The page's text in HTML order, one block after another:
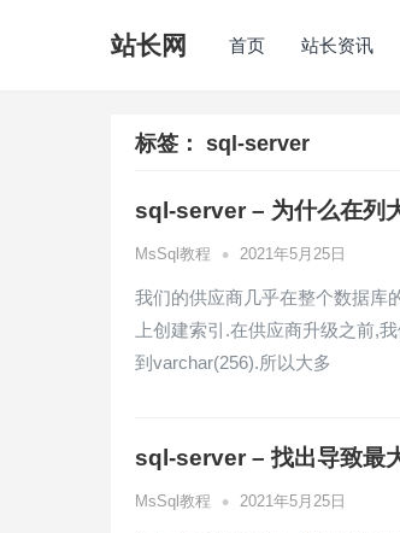
站长网 首页 站长资讯
标签： sql-server
sql-server – 为什么在列
MsSql教程 • 2021年5月25日
我们的供应商几乎在整个数据库
上创建索引.在供应商升级之前,
到varchar(256).所以大多
sql-server – 找出导致最
MsSql教程 • 2021年5月25日